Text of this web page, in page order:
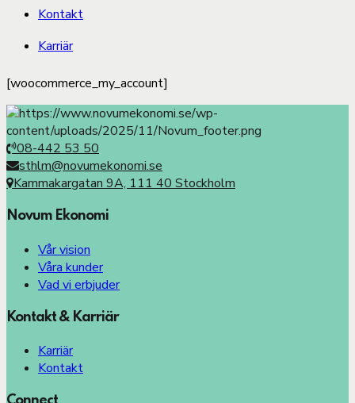
Kontakt
Karriär
[woocommerce_my_account]
08-442 53 50
sthlm@novumekonomi.se
Kammakargatan 9A, 111 40 Stockholm
Novum Ekonomi
Vår vision
Våra kunder
Vad vi erbjuder
Kontakt & Karriär
Karriär
Kontakt